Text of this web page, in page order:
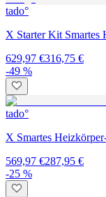
tado°
X Starter Kit Smartes
629,97 €316,75 €
-49 %
tado°
X Smartes
569,97 €287,95 €
-25 %